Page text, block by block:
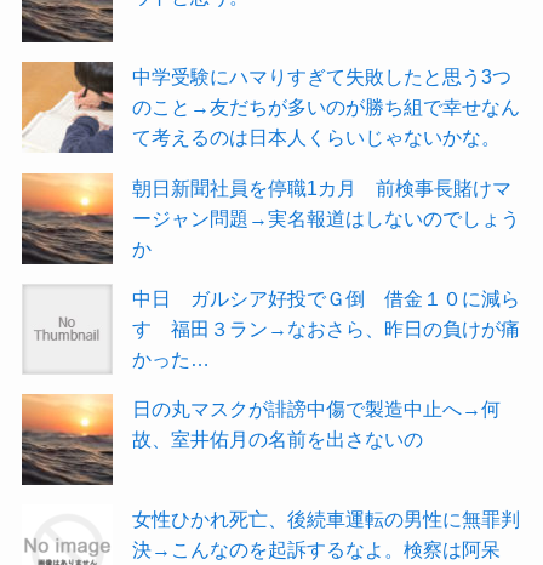
中学受験にハマりすぎて失敗したと思う3つ
のこと→友だちが多いのが勝ち組で幸せなん
て考えるのは日本人くらいじゃないかな。
朝日新聞社員を停職1カ月 前検事長賭けマ
ージャン問題→実名報道はしないのでしょう
か
中日 ガルシア好投でＧ倒 借金１０に減ら
す 福田３ラン→なおさら、昨日の負けが痛
かった…
日の丸マスクが誹謗中傷で製造中止へ→何
故、室井佑月の名前を出さないの
女性ひかれ死亡、後続車運転の男性に無罪判
決→こんなのを起訴するなよ。検察は阿呆